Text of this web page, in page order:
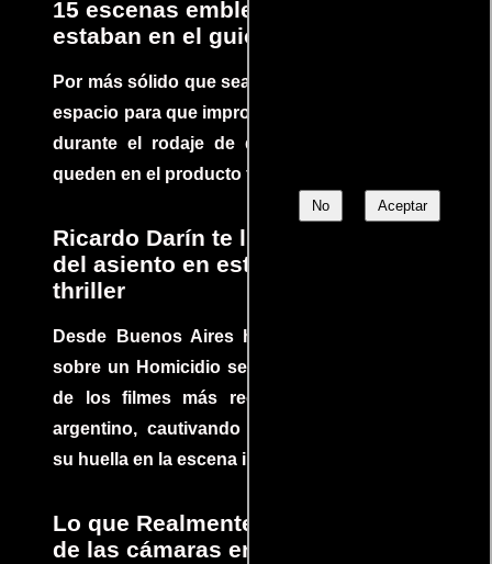
No Aceptar
15 escenas emblemáticas que no
estaban en el guion
Por más sólido que sea un guión siempre hay
espacio para que improvisaciones que se dan
durante el rodaje de determinadas escenas
queden en el producto final.
Ricardo Darín te llevará al borde
del asiento en este increíble
thriller
Desde Buenos Aires hasta el mundo, Tesis
sobre un Homicidio se ha convertido en uno
de los filmes más recomendados del cine
argentino, cautivando audiencias y dejando
su huella en la escena internacional.
Lo que Realmente Sucedió detrás
de las cámaras en Jurassic Park